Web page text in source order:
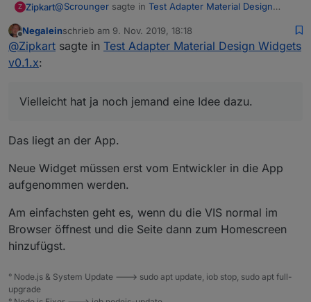
Z Zipkart@Scrounger sagte in Test Adapter Material Design
@Zipkart
ging es beim Hauptview. bei einem kleineren View ging
es schon mit 500. Es scheint an der Anzahl der
Leider funktioniert die Anzeige über die IOBroker Vis
App immer noch nicht.
Offline
Negaleinschrieb am 9. Nov. 2019, 18:18
zuletzt editiert von
@Zipkart sagte in Test Adapter Material Design Widgets
v0.1.x:
Vielleicht hat ja noch jemand eine Idee dazu.
Das liegt an der App.
Neue Widget müssen erst vom Entwickler in die App
aufgenommen werden.
Am einfachsten geht es, wenn du die VIS normal im
Browser öffnest und die Seite dann zum Homescreen
hinzufügst.
° Node.js & System Update ---> sudo apt update, iob stop, sudo apt full-
upgrade